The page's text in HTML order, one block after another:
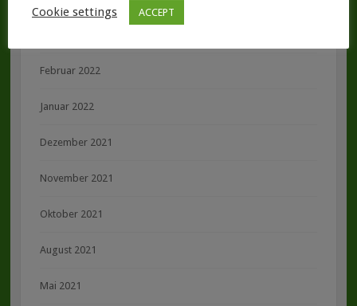
Februar 2022
Januar 2022
Dezember 2021
November 2021
Oktober 2021
August 2021
Mai 2021
Cookie settings ACCEPT